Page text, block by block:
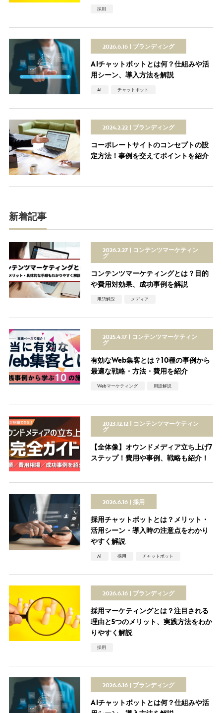
採用
2026.6.16 ブランディング
AIチャットボットとは何？仕組みや活
用シーン、導入方法を解説
AI チャットボット
2024.2.22 ブランディング
コーポレートサイトのコンセプトの設
定方法！事例を交えてポイントを紹介
新着記事
2026.2.27 コンテンツマーケティン
グ
コンテンツマーケティングとは？目的
や費用対効果、成功事例を解説
用語解説 メディア
2025.4.17 コンテンツマーケティン
グ
有効なWeb集客とは？10種の事例から
最適な戦略・方法・費用を紹介
Webマーケティング 用語解説
2023.12.12 コンテンツマーケティン
グ
【全体像】オウンドメディア立ち上げ7
ステップ！費用や事例、戦略も紹介！
2026.6.16 採用
採用チャットボットとは？メリット・
活用シーン・導入時の注意点をわかり
やすく解説
AI 採用 チャットボット
2026.6.16 ブランディング
採用マーケティングとは？注目される
理由と5つのメリット、実践方法をわか
りやすく解説
採用
2026.6.16 ブランディング
AIチャットボットとは何？仕組みや活